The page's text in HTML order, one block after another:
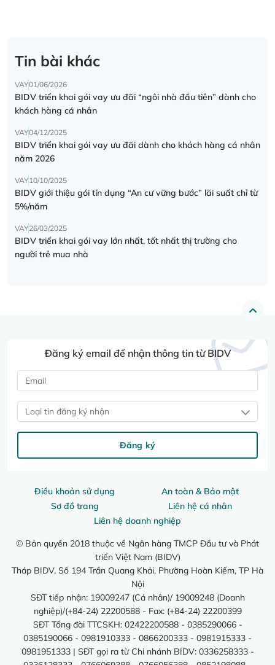
Tin bài khác
VAY01/06/2026
BIDV triển khai gói vay ưu đãi “ngôi nhà đầu tiên” dành cho
khách hàng cá nhân
VAY04/12/2025
BIDV triển khai gói vay ưu đãi dành cho khách hàng cá nhân
năm 2026
VAY10/10/2025
BIDV giới thiệu gói tín dụng “An cư vững bước” lãi suất chỉ từ
5%/năm
VAY26/03/2025
BIDV triển khai gói vay lớn nhất, tốt nhất thị trường cho
người trẻ mua nhà
Điều khoản sử dụng
An toàn & Bảo mật
Sơ đồ trang
Liên hệ cá nhân
Liên hệ doanh nghiệp
© Bản quyền 2018 thuộc về Ngân hàng TMCP Đầu tư và Phát
triển Việt Nam (BIDV)
Tháp BIDV, Số 194 Trần Quang Khải, Phường Hoàn Kiếm, TP Hà
Nội
SĐT tiếp nhận: 19009247 (Cá nhân)/ 19009248 (Doanh
nghiệp)/(+84-24) 22200588 - Fax: (+84-24) 22200399
SĐT Tổng đài TTCSKH: 02422200588 - 0385290066 -
0385190066 - 0981910333 - 0866200333 - 0981915333 -
0981951333 | SĐT gọi ra từ Chi nhánh BIDV: 0336258333 -
Đăng ký email để nhận thông tin từ BIDV
Loại tin đăng ký nhận
Đăng ký